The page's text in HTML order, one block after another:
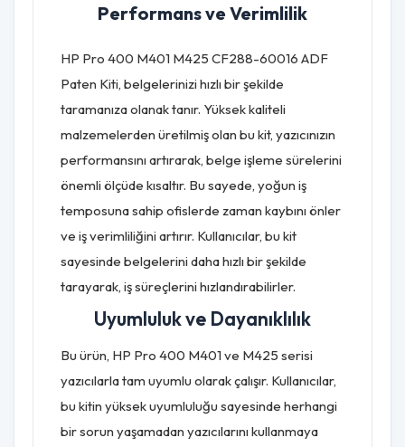
Performans ve Verimlilik
HP Pro 400 M401 M425 CF288-60016 ADF
Paten Kiti, belgelerinizi hızlı bir şekilde
taramanıza olanak tanır. Yüksek kaliteli
malzemelerden üretilmiş olan bu kit, yazıcınızın
performansını artırarak, belge işleme sürelerini
önemli ölçüde kısaltır. Bu sayede, yoğun iş
temposuna sahip ofislerde zaman kaybını önler
ve iş verimliliğini artırır. Kullanıcılar, bu kit
sayesinde belgelerini daha hızlı bir şekilde
tarayarak, iş süreçlerini hızlandırabilirler.
Uyumluluk ve Dayanıklılık
Bu ürün, HP Pro 400 M401 ve M425 serisi
yazıcılarla tam uyumlu olarak çalışır. Kullanıcılar,
bu kitin yüksek uyumluluğu sayesinde herhangi
bir sorun yaşamadan yazıcılarını kullanmaya